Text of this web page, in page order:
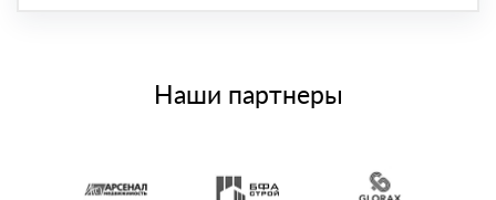
Наши партнеры